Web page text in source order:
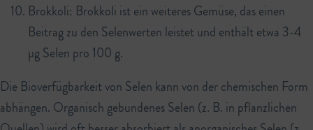
Brokkoli: Brokkoli ist ein weiteres Gemüse, das einen
Beitrag zu den Selenwerten leistet und enthält etwa 3-4
µg Selen pro 100 g.
Die Bioverfügbarkeit von Selen kann von der chemischen Form
abhängen. Organisch gebundenes Selen (z. B. in pflanzlichen